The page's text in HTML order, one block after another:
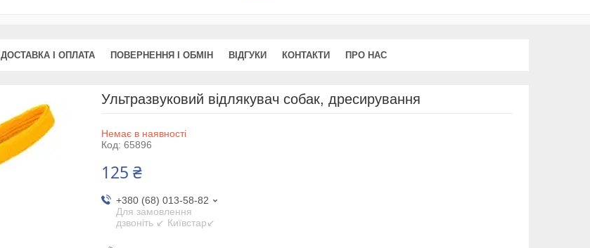
ДОСТАВКА І ОПЛАТА ПОВЕРНЕННЯ І ОБМІН ВІДГУКИ КОНТАКТИ ПРО НАС
Ультразвуковий відлякувач собак, дресирування
Немає в наявності
Код: 65896
125 ₴
+380 (68) 013-58-82
Для замовлення
дзвоніть ↙ Київстар↙